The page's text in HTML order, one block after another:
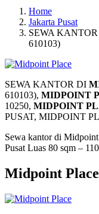
Home
Jakarta Pusat
SEWA
610103)
SEWA KANTOR DI
610103), MIDPOINT
10250, MIDPOINT
PUSAT, MIDPOINT
Sewa kantor di
Pusat Luas 80 sqm –
Midpoint Place